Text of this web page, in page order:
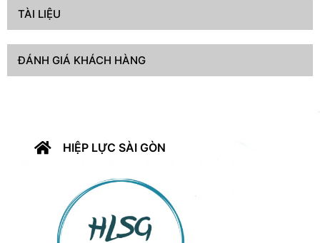
TÀI LIỆU
ĐÁNH GIÁ KHÁCH HÀNG
HIỆP LỰC SÀI GÒN